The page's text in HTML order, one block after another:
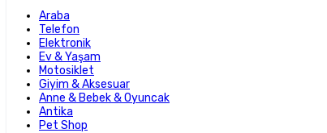
Araba
Telefon
Elektronik
Ev & Yaşam
Motosiklet
Giyim & Aksesuar
Anne & Bebek & Oyuncak
Antika
Pet Shop